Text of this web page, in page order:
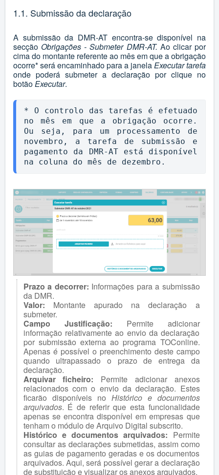
1.1. Submissão da declaração
A submissão da DMR-AT encontra-se disponível na
secção Obrigações - Submeter DMR-AT. Ao clicar por
cima do montante referente ao mês em que a obrigação
ocorre* será encaminhado para a janelaExecutar tarefa
onde poderá submeter a declaração por clique no
botãoExecutar.
* O controlo das tarefas é efetuado
no mês em que a obrigação ocorre.
Ou seja, para um processamento de
novembro, a tarefa de submissão e
pagamento da DMR-AT está disponível
na coluna do mês de dezembro.
Prazo a decorrer: Informações para a submissão
da DMR.
Valor: Montante apurado na declaração a
submeter.
Campo Justificação: Permite adicionar
informação relativamente ao envio da declaração
por submissão externa ao programa TOConline.
Apenas é possível o preenchimento deste campo
quando ultrapassado o prazo de entrega da
declaração.
Arquivar ficheiro: Permite adicionar anexos
relacionados com o envio da declaração. Estes
ficarão disponíveis no Histórico e documentos
arquivados. É de referir que esta funcionalidade
apenas se encontra disponível em empresas que
tenham o módulo de Arquivo Digital subscrito.
Histórico e documentos arquivados: Permite
consultar as declarações submetidas, assim como
as guias de pagamento geradas e os documentos
arquivados. Aqui, será possível gerar a declaração
de substituição e visualizar os anexos arquivados.